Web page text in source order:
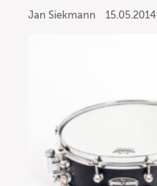
Jan Siekmann 15.05.2014